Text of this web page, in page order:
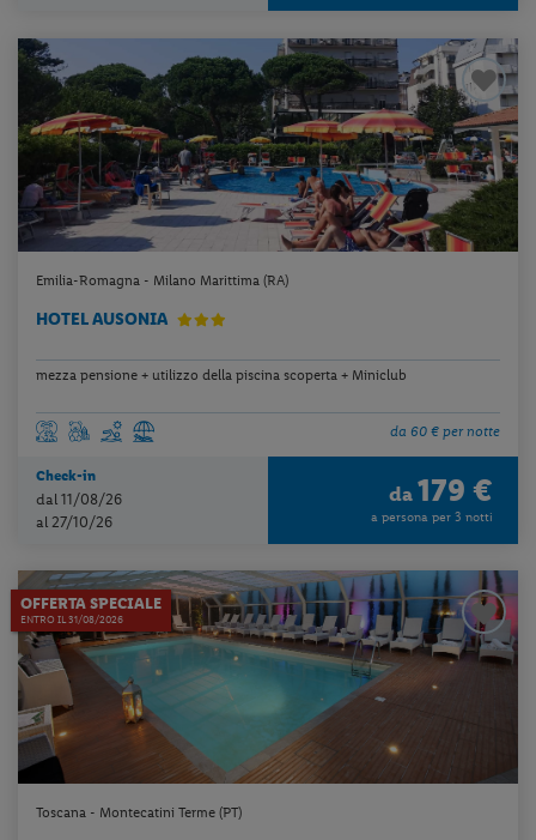
Emilia-Romagna - Milano Marittima (RA)
HOTEL AUSONIA
mezza pensione + utilizzo della piscina scoperta + Miniclub
da 60 € per notte
Check-in
dal 11/08/26
al 27/10/26
da 179 €
a persona per 3 notti
OFFERTA SPECIALE
ENTRO IL 31/08/2026
Toscana - Montecatini Terme (PT)